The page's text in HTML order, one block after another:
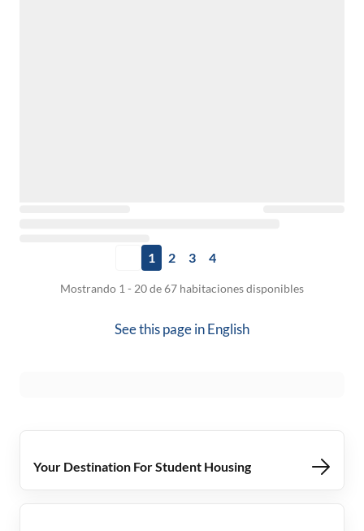
1 2 3 4
Mostrando 1 - 20 de 67 habitaciones disponibles
See this page inEnglish
Your Destination For Student Housing